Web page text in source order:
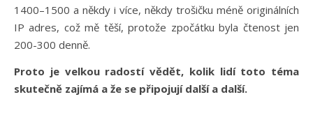
1400–1500 a někdy i více, někdy trošičku méně originálních
IP adres, což mě těší, protože zpočátku byla čtenost jen
200-300 denně.
Proto je velkou radostí vědět, kolik lidí toto téma
skutečně zajímá a že se připojují další a další.